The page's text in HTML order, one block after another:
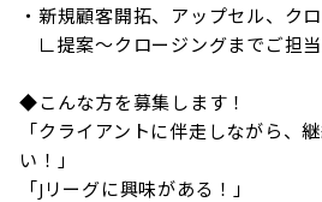
・新規顧客開拓、アップセル、ク
∟提案～クロージングまでご担当
◆こんな方を募集します！
「クライアントに伴走しながら、
い！」
「Jリーグに興味がある！」